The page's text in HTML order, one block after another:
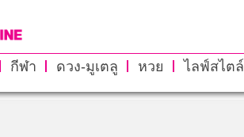
กีฬา ดวง-มูเตลู หวย ไลฟ์สไตล์